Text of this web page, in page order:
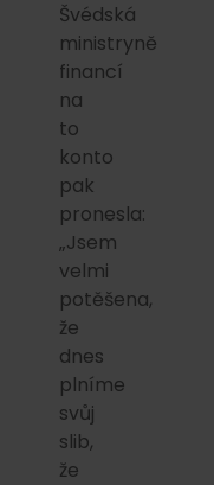
Švédská
ministryně
financí
na
to
konto
pak
pronesla:
„Jsem
velmi
potěšena,
že
dnes
plníme
svůj
slib,
že